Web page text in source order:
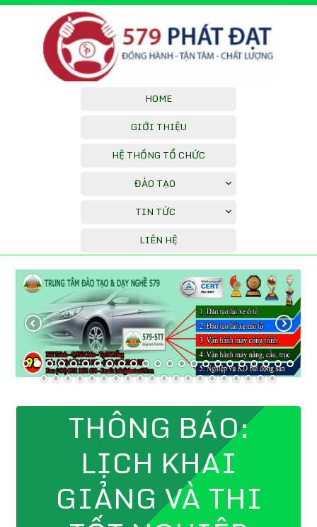
HOME
GIỚI THIỆU
HỆ THỐNG TỔ CHỨC
ĐÀO TẠO
TIN TỨC
LIÊN HỆ
THÔNG BÁO:
LỊCH KHAI
GIẢNG VÀ THI